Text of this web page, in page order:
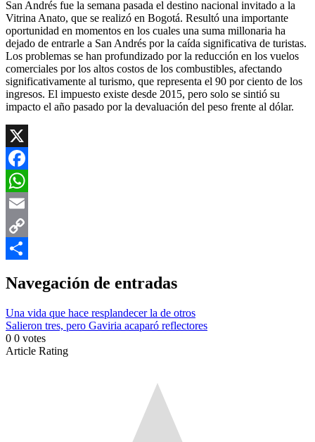
San Andrés fue la semana pasada el destino nacional invitado a la
Vitrina Anato, que se realizó en Bogotá. Resultó una importante
oportunidad en momentos en los cuales una suma millonaria ha
dejado de entrarle a San Andrés por la caída significativa de turistas.
Los problemas se han profundizado por la reducción en los vuelos
comerciales por los altos costos de los combustibles, afectando
significativamente al turismo, que representa el 90 por ciento de los
ingresos. El impuesto existe desde 2015, pero solo se sintió su
impacto el año pasado por la devaluación del peso frente al dólar.
X
Facebook
WhatsApp
Email
Copy
Navegación de entradas
Una vida que hace resplandecer la de otros
Salieron tres, pero Gaviria acaparó reflectores
0 0 votes
Article Rating